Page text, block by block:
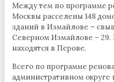
Между тем по программе
Москвы расселены 148
зданий в Измайлове –
Северном Измайлове –
находятся в Перове.
Всего по программе
административном округе